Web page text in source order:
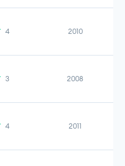
4 2010
3 2008
4 2011